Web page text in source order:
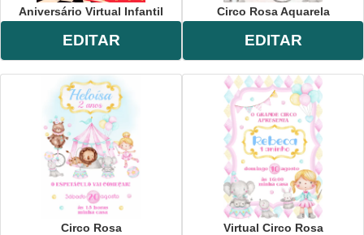
Aniversário Virtual Infantil
EDITAR
Circo Rosa Aquarela
EDITAR
Circo Rosa Virtual Circo Rosa